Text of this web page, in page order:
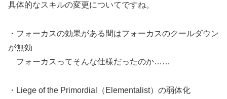
具体的なスキルの変更についてですね。
・フォーカスの効果がある間はフォーカスのクールダウン
が無効
フォーカスってそんな仕様だったのか……
・Liege of the Primordial（Elementalist）の弱体化